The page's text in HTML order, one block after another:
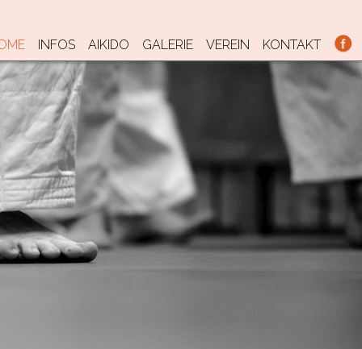
TO CONTENT
INFOS AIKIDO GALERIE VEREIN KONTAKT